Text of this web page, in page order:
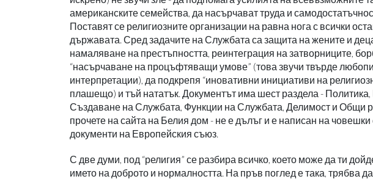
американските семейства, да насърчават труда и
Поставят се религиозните организации на равна нога с всички
държавата. Сред задачите на Службата са защита на жените и
намаляване на престъпността, реинтеграция на затворниците,
“насърчаване на процъфтяващи умове” (това звучи твърде
интерпретации), да подкрепя “иновативни инициативи на
плашещо) и тъй нататък. Документът има шест раздела -
Създаване на Службата, Функции на Службата, Делимост и Общи
прочете на сайта на Белия дом - не е дълъг и е написан на
документи на Европейския съюз.
С две думи, под “религия” се разбира всичко, което може да ти
името на доброто и нормалността. На пръв поглед е така, трябва